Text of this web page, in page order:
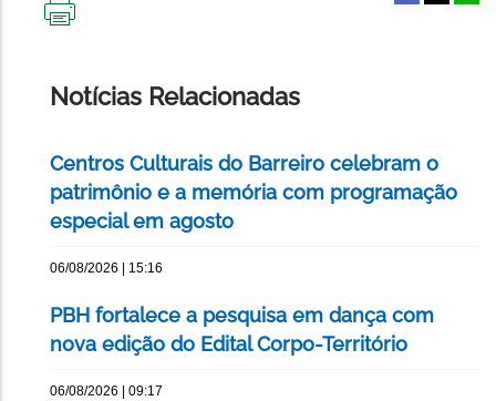
Notícias Relacionadas
Centros Culturais do Barreiro celebram o
patrimônio e a memória com programação
especial em agosto
06/08/2026 | 15:16
PBH fortalece a pesquisa em dança com
nova edição do Edital Corpo-Território
06/08/2026 | 09:17